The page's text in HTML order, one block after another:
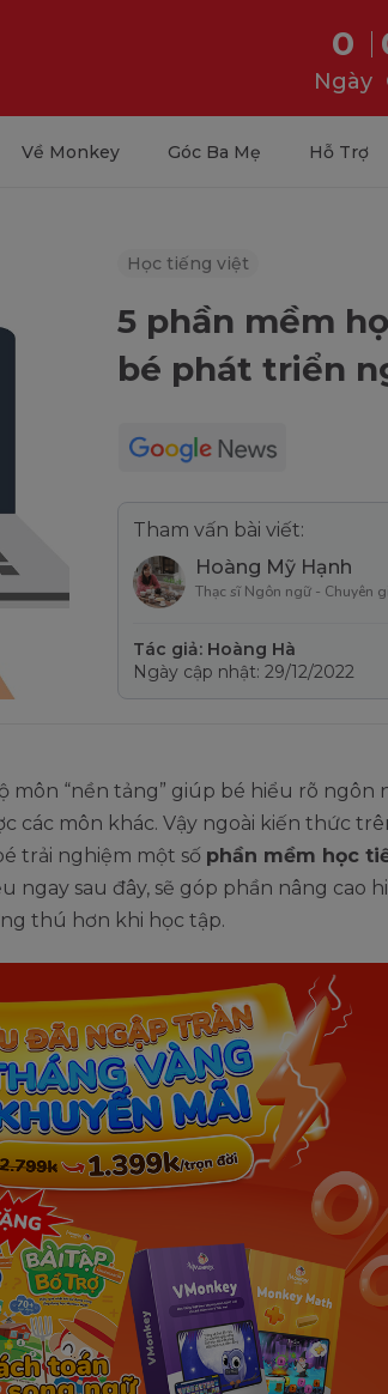
0
Ngày
Về Monkey Góc Ba Mẹ Hỗ Trợ
Học tiếng việt
5 phần mềm
bé phát triển
Tham vấn bài viết:
Hoàng Mỹ Hạnh
Thạc sĩ Ngôn ngữ - Chuyên
Tác giả: Hoàng Hà
Ngày cập nhật: 29/12/2022
môn “nền tảng” giúp bé hiểu rõ ngôn
các môn khác. Vậy ngoài kiến thức
trải nghiệm một số phần mềm học
ngay sau đây, sẽ góp phần nâng cao
thú hơn khi học tập.